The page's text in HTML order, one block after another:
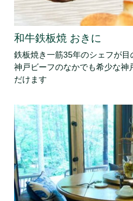
和牛鉄板焼 おきに
鉄板焼き一筋35年のシェフが目
神戸ビーフのなかでも希少な神
だけます